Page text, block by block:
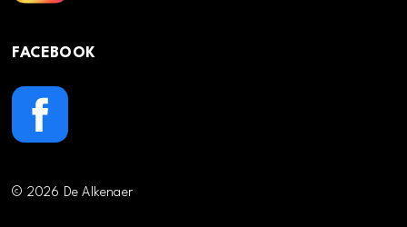
FACEBOOK
© 2026 De Alkenaer